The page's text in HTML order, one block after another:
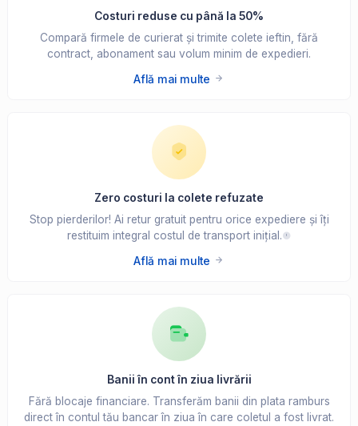
Costuri reduse cu până la 50%
Compară firmele de curierat și trimite colete ieftin, fără
contract, abonament sau volum minim de expedieri.
Află mai multe
Zero costuri la colete refuzate
Stop pierderilor! Ai retur gratuit pentru orice expediere și îți
restituim integral costul de transport inițial.
Află mai multe
Banii în cont în ziua livrării
Fără blocaje financiare. Transferăm banii din plata ramburs
direct în contul tău bancar în ziua în care coletul a fost livrat.